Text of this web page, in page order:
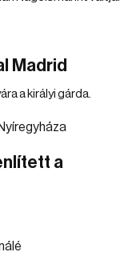
Madrid
a királyi gárda.
a